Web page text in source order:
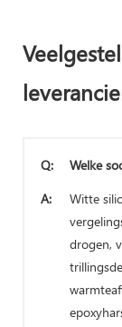
Q:
Welke
A:
Witte
drogen,